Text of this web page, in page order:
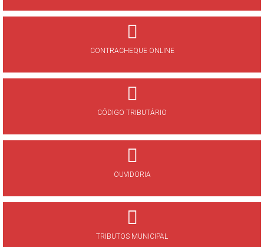
CONTRACHEQUE ONLINE
CÓDIGO TRIBUTÁRIO
OUVIDORIA
TRIBUTOS MUNICIPAL